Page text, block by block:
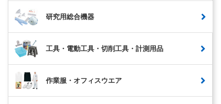
研究用総合機器
工具・電動工具・切削工具・計測用品
作業服・オフィスウエア